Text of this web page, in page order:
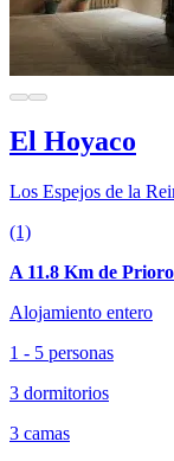
El Hoyaco
Los Espejos de la
(1)
A 11.8 Km de
Alojamiento entero
1 - 5 personas
3 dormitorios
3 camas